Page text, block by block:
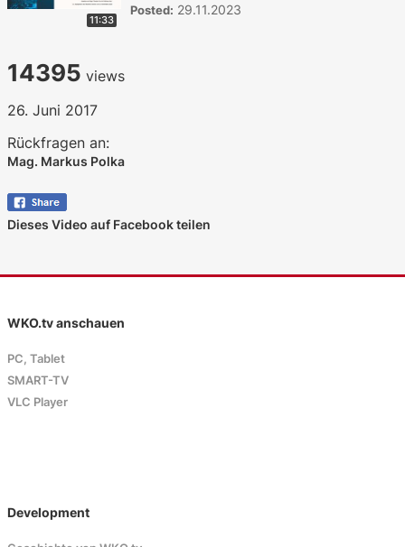
11:33
Posted: 29.11.2023
14395 views
26. Juni 2017
Rückfragen an:
Mag. Markus Polka
Dieses Video auf Facebook teilen
WKO.tv anschauen
PC, Tablet
SMART-TV
VLC Player
Development